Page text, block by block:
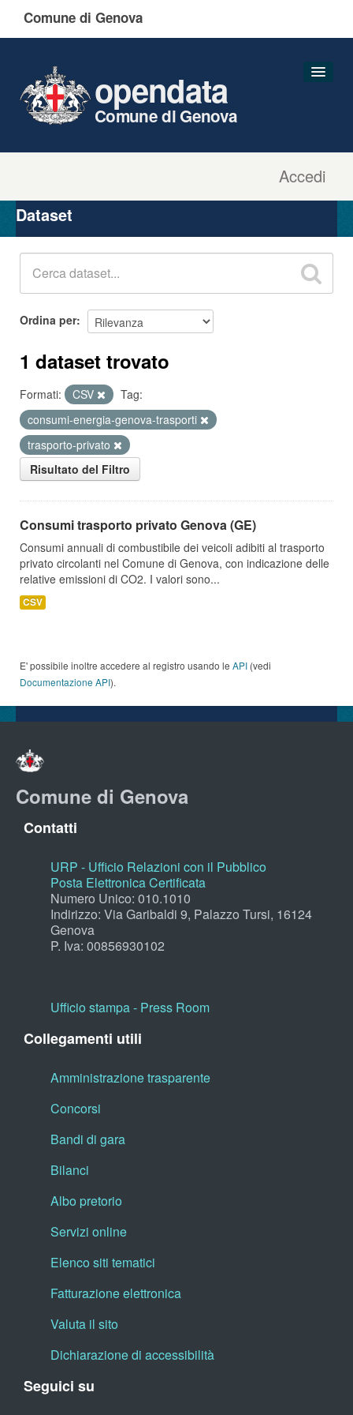
Comune di Genova
Accedi
opendata
Comune di Genova
Organizzazioni
Gruppi
Dataset
Ordina per
1 dataset trovato
Formati: CSV
Tag:
consumi-energia-genova-trasporti
trasporto-privato
Risultato del Filtro
Consumi trasporto privato Genova (GE)
Consumi annuali di combustibile dei veicoli adibiti al trasporto
privato circolanti nel Comune di Genova, con indicazione delle
relative emissioni di CO2. I valori sono...
CSV
E' possibile inoltre accedere al registro usando le API (vedi
Documentazione API).
Comune di Genova
Contatti
URP - Ufficio Relazioni con il Pubblico
Posta Elettronica Certificata
Numero Unico: 010.1010
Indirizzo: Via Garibaldi 9, Palazzo Tursi, 16124
Genova
P. Iva: 00856930102
Ufficio stampa - Press Room
Collegamenti utili
Amministrazione trasparente
Concorsi
Bandi di gara
Bilanci
Albo pretorio
Servizi online
Elenco siti tematici
Fatturazione elettronica
Valuta il sito
Dichiarazione di accessibilità
Seguici su